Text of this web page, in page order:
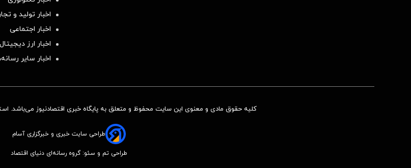
اخبار تولید و
اخبار اجتماعی
اخبار ارز دیجیتال
اخبار سایر
کلیه حقوق مادی و معنوی این سایت محفوظ و متعلق به پایگاه خبری اقتصادنیوز می‌باشد.
طراحی سایت خبری و خبرگزاری آسام
طراحی تم و سئو: گروه رسانه‌ای دنیای اقتصاد